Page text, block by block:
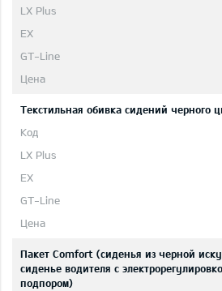
Текстильная обивка сидений черного
Пакет Comfort (сиденья из черной
сиденье водителя с
подпором)